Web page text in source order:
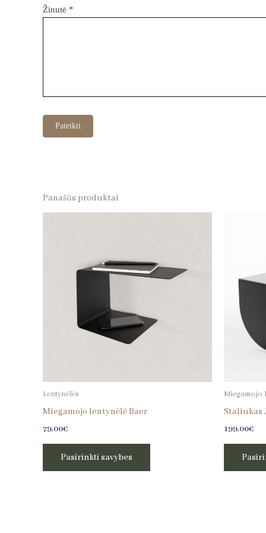
Žinutė *
Pateikti
Panašūs produktai
Lentynėlės
Miegamojo lentynėlė Baer
79.00€
Pasirinkti savybes
multiple
variants.
may
Miegamojo
Staliukas
199.00€